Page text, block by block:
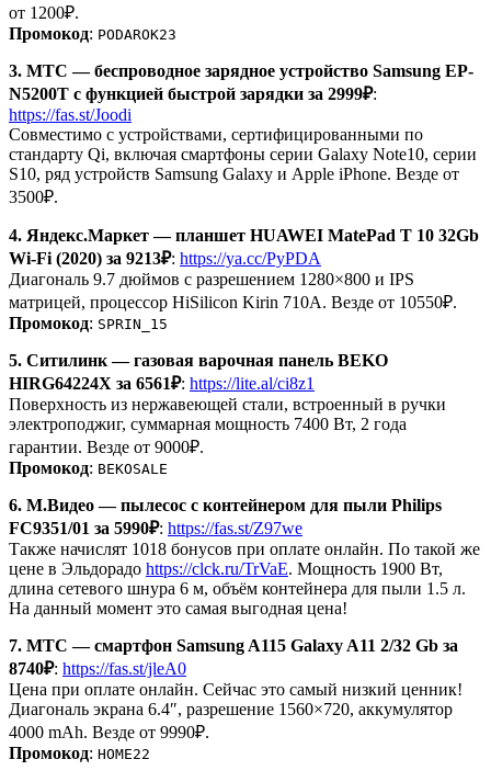
от 1200₽.
Промокод: PODAROK23
3. МТС — беспроводное зарядное устройство Samsung EP-
N5200T с функцией быстрой зарядки за 2999₽:
https://fas.st/Joodi
Совместимо с устройствами, сертифицированными по
стандарту Qi, включая смартфоны серии Galaxy Note10, серии
S10, ряд устройств Samsung Galaxy и Apple iPhone. Везде от
3500₽.
4. Яндекс.Маркет — планшет HUAWEI MatePad T 10 32Gb
Wi-Fi (2020) за 9213₽: https://ya.cc/PyPDA
Диагональ 9.7 дюймов с разрешением 1280×800 и IPS
матрицей, процессор HiSilicon Kirin 710A. Везде от 10550₽.
Промокод: SPRIN_15
5. Ситилинк — газовая варочная панель BEKO
HIRG64224X за 6561₽: https://lite.al/ci8z1
Поверхность из нержавеющей стали, встроенный в ручки
электроподжиг, суммарная мощность 7400 Вт, 2 года
гарантии. Везде от 9000₽.
Промокод: BEKOSALE
6. М.Видео — пылесос с контейнером для пыли Philips
FC9351/01 за 5990₽: https://fas.st/Z97we
Также начислят 1018 бонусов при оплате онлайн. По такой же
цене в Эльдорадо https://clck.ru/TrVaE. Мощность 1900 Вт,
длина сетевого шнура 6 м, объём контейнера для пыли 1.5 л.
На данный момент это самая выгодная цена!
7. МТС — смартфон Samsung A115 Galaxy A11 2/32 Gb за
8740₽: https://fas.st/jleA0
Цена при оплате онлайн. Сейчас это самый низкий ценник!
Диагональ экрана 6.4″, разрешение 1560×720, аккумулятор
4000 mAh. Везде от 9990₽.
Промокод: HOME22